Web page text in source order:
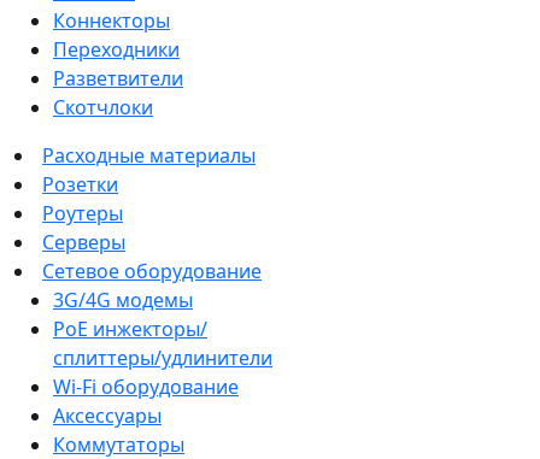
Коннекторы
Переходники
Разветвители
Скотчлоки
Расходные материалы
Розетки
Роутеры
Серверы
Сетевое оборудование
3G/4G модемы
PoE инжекторы/
сплиттеры/удлинители
Wi-Fi оборудование
Аксессуары
Коммутаторы